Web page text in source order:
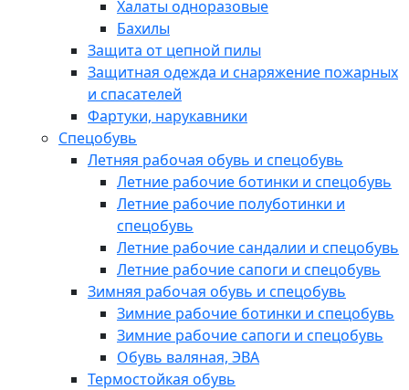
Халаты одноразовые
Бахилы
Защита от цепной пилы
Защитная одежда и снаряжение пожарных
и спасателей
Фартуки, нарукавники
Спецобувь
Летняя рабочая обувь и спецобувь
Летние рабочие ботинки и спецобувь
Летние рабочие полуботинки и
спецобувь
Летние рабочие сандалии и спецобувь
Летние рабочие сапоги и спецобувь
Зимняя рабочая обувь и спецобувь
Зимние рабочие ботинки и спецобувь
Зимние рабочие сапоги и спецобувь
Обувь валяная, ЭВА
Термостойкая обувь